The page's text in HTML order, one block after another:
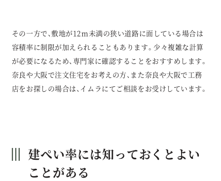
その一方で、敷地が12m未満の狭い道路に面している場合は
容積率に制限が加えられることもあります。少々複雑な計算
が必要になるため、専門家に確認することをおすすめします。
奈良や大阪で注文住宅をお考えの方、また奈良や大阪で工務
店をお探しの場合は、イムラにてご相談をお受けしています。
建ぺい率には知っておくとよい
ことがある